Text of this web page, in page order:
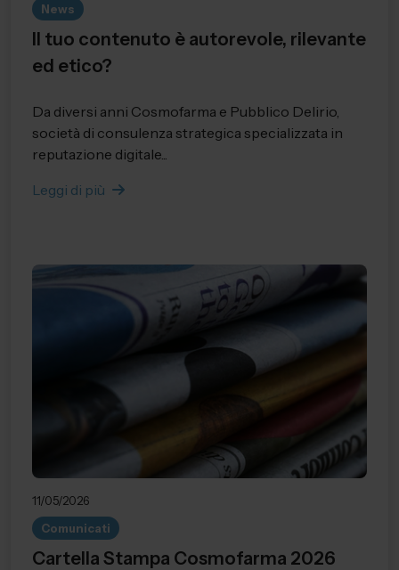
News
Il tuo contenuto è autorevole, rilevante
ed etico?
Da diversi anni Cosmofarma e Pubblico Delirio,
società di consulenza strategica specializzata in
reputazione digitale...
Leggi di più
11/05/2026
Comunicati
Cartella Stampa Cosmofarma 2026